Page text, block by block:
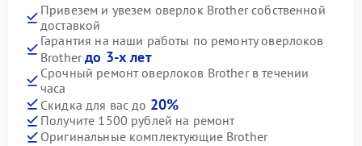
Привезем и увезем оверлок Brother собственной
доставкой
Гарантия на наши работы по ремонту оверлоков
Brotherдо 3-х лет
Срочный ремонт оверлоков Brother в течении
часа
Скидка для вас до 20%
Получите 1500 рублей на ремонт
Оригинальные комплектующие Brother